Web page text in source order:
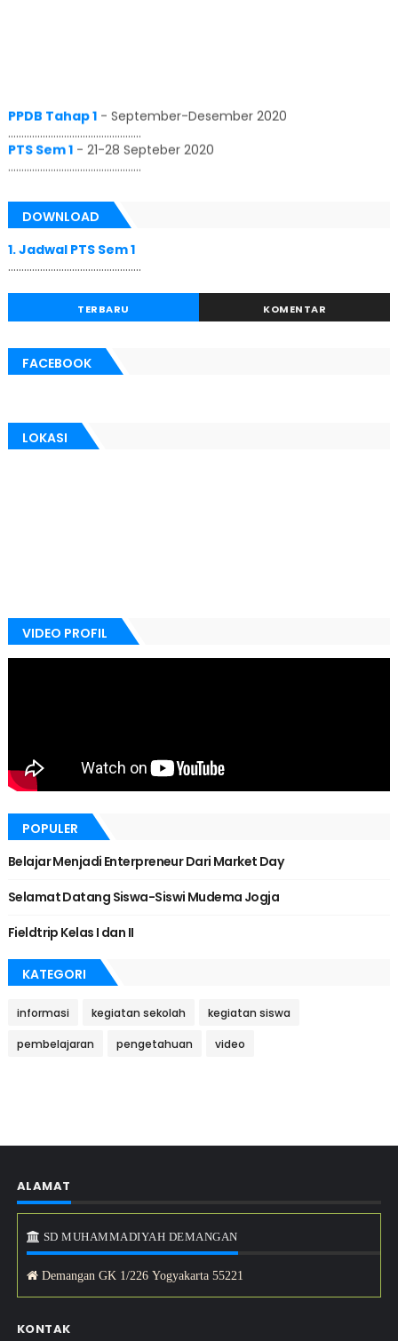
..................................................
PTS Sem 1-21-28 Septeber 2020
..................................................
DOWNLOAD
1. Jadwal PTS Sem 1
..................................................
TERBARU KOMENTAR
FACEBOOK
LOKASI
VIDEO PROFIL
POPULER
Belajar Menjadi Enterpreneur Dari Market Day
Selamat Datang Siswa-Siswi Mudema Jogja
Fieldtrip Kelas I dan II
KATEGORI
informasi kegiatan sekolah kegiatan siswa
pembelajaran pengetahuan video
ALAMAT
SD MUHAMMADIYAH DEMANGAN
Demangan GK 1/226 Yogyakarta 55221
KONTAK